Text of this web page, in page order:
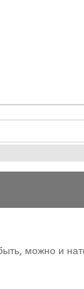
можно и